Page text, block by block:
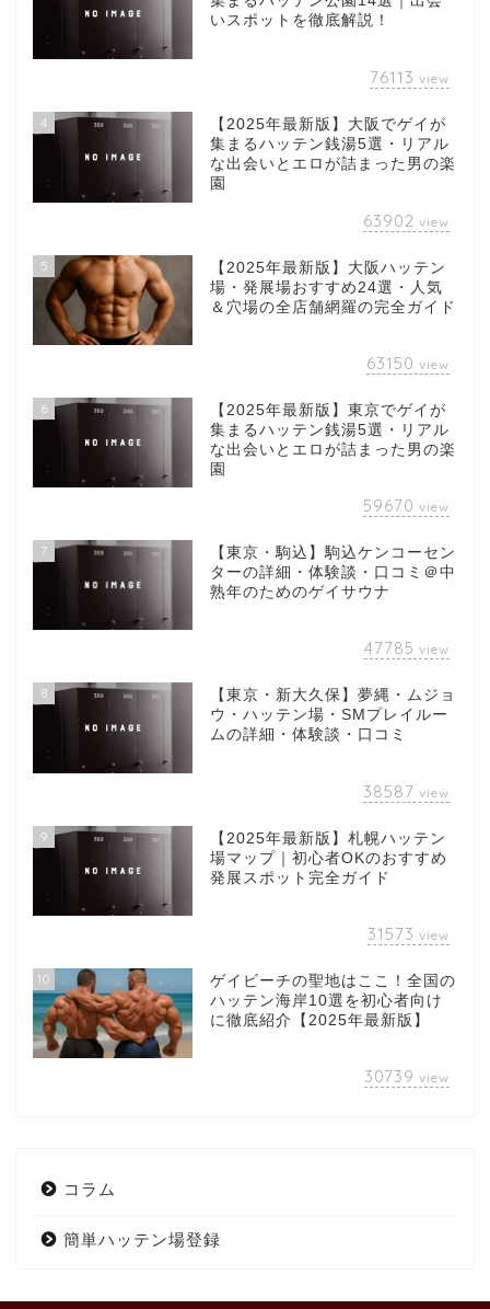
いスポットを徹底解説！
76113 view
4
【2025年最新版】大阪でゲイが
集まるハッテン銭湯5選・リアル
な出会いとエロが詰まった男の楽
園
63902 view
5
【2025年最新版】大阪ハッテン
場・発展場おすすめ24選・人気
＆穴場の全店舗網羅の完全ガイド
63150 view
6
【2025年最新版】東京でゲイが
集まるハッテン銭湯5選・リアル
な出会いとエロが詰まった男の楽
園
59670 view
7
【東京・駒込】駒込ケンコーセン
ターの詳細・体験談・口コミ＠中
熟年のためのゲイサウナ
47785 view
8
【東京・新大久保】夢縄・ムジョ
ウ・ハッテン場・SMプレイルー
ムの詳細・体験談・口コミ
38587 view
9
【2025年最新版】札幌ハッテン
場マップ｜初心者OKのおすすめ
発展スポット完全ガイド
31573 view
10
ゲイビーチの聖地はここ！全国の
ハッテン海岸10選を初心者向け
に徹底紹介【2025年最新版】
30739 view
コラム
簡単ハッテン場登録